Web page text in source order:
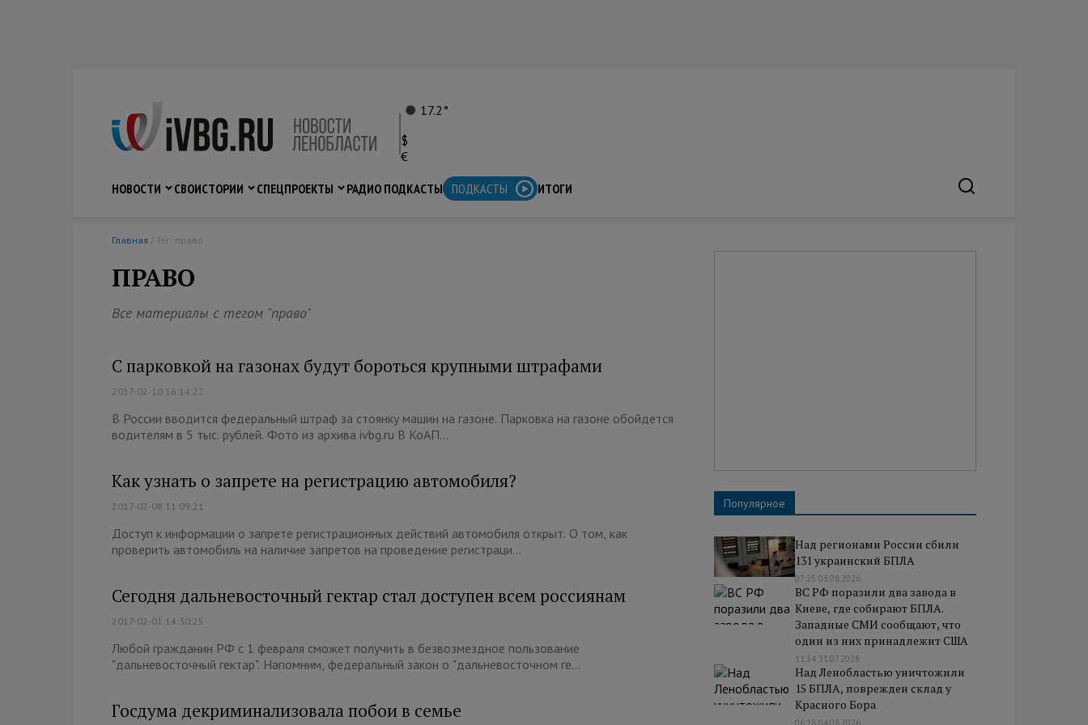
17.2°
$
€
НОВОСТИ
СВОИСТОРИИ СПЕЦПРОЕКТЫ РАДИО ПОДКАСТЫ ПОДКАСТЫ ИТОГИ
Главная / Тег: право
ПРАВО
Все материалы с тегом "право"
С парковкой на газонах будут бороться крупными штрафами
2017-02-10 16:14:22
В России вводится федеральный штраф за стоянку машин на газоне. Парковка на газоне обойдется
водителям в 5 тыс. рублей. Фото из архива ivbg.ru В КоАП...
Как узнать о запрете на регистрацию автомобиля?
2017-02-08 11:09:21
Доступ к информации о запрете регистрационных действий автомобиля открыт. О том, как
проверить автомобиль на наличие запретов на проведение регистраци...
Сегодня дальневосточный гектар стал доступен всем россиянам
2017-02-01 14:30:25
Любой гражданин РФ с 1 февраля сможет получить в безвозмездное пользование
"дальневосточный гектар". Напомним, федеральный закон о "дальневосточном ге...
Госдума декриминализовала побои в семье
Популярное
Над регионами России сбили
131 украинский БПЛА
07:25 03.08.2026
ВС РФ поразили два завода в
Киеве, где собирают БПЛА.
Западные СМИ сообщают, что
один из них принадлежит США
11:34 31.07.2026
Над Ленобластью уничтожили
15 БПЛА, поврежден склад у
Красного Бора
06:18 04.08.2026